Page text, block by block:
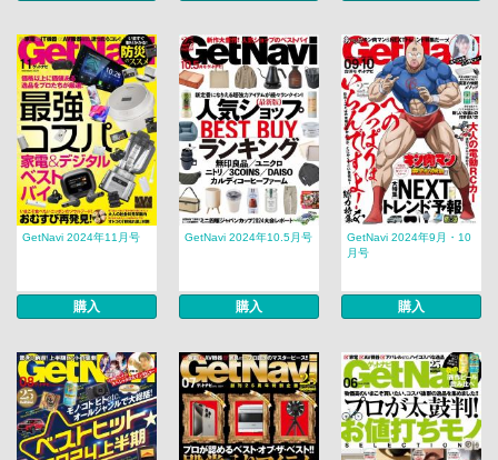
GetNavi 2024年11月号
購入
GetNavi 2024年10.5月号
購入
GetNavi 2024年9月・10
月号
購入